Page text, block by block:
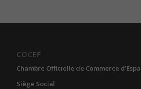
COCEF
Chambre Officielle de Commerce
Siège Social